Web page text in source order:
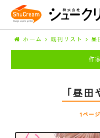
ホーム 既刊リスト 昼
作
「昼
1ペー